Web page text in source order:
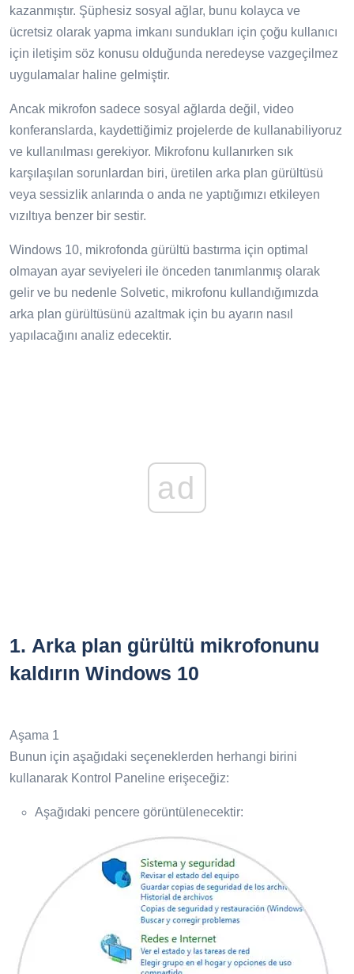
kazanmıştır. Şüphesiz sosyal ağlar, bunu kolayca ve
ücretsiz olarak yapma imkanı sundukları için çoğu kullanıcı
için iletişim söz konusu olduğunda neredeyse vazgeçilmez
uygulamalar haline gelmiştir.
Ancak mikrofon sadece sosyal ağlarda değil, video
konferanslarda, kaydettiğimiz projelerde de kullanabiliyoruz
ve kullanılması gerekiyor. Mikrofonu kullanırken sık
karşılaşılan sorunlardan biri, üretilen arka plan gürültüsü
veya sessizlik anlarında o anda ne yaptığımızı etkileyen
vızıltıya benzer bir sestir.
Windows 10, mikrofonda gürültü bastırma için optimal
olmayan ayar seviyeleri ile önceden tanımlanmış olarak
gelir ve bu nedenle Solvetic, mikrofonu kullandığımızda
arka plan gürültüsünü azaltmak için bu ayarın nasıl
yapılacağını analiz edecektir.
ad
1. Arka plan gürültü mikrofonunu
kaldırın Windows 10
Aşama 1
Bunun için aşağıdaki seçeneklerden herhangi birini
kullanarak Kontrol Paneline erişeceğiz:
Aşağıdaki pencere görüntülenecektir: